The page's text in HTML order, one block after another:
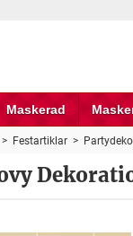
Maskerad
> Festartiklar >